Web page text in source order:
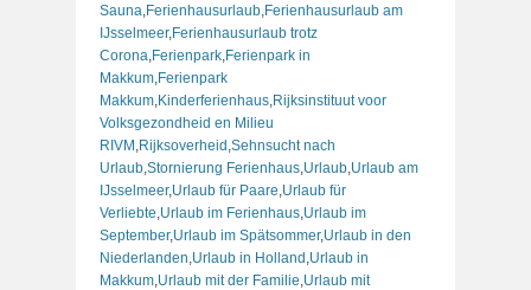
Sauna Ferienhausurlaub Ferienhausurlaub am
IJsselmeer, Ferienhausurlaub trotz
Corona Ferienpark Ferienpark in
Makkum Ferienpark
Makkum Kinderferienhaus Rijksinstituut voor
Volksgezondheid en Milieu
RIVM Rijksoverheid Sehnsucht nach
Urlaub Stornierung Ferienhaus Urlaub Urlaub am
IJsselmeer, Urlaub für Paare Urlaub für
Verliebte Urlaub im Ferienhaus Urlaub im
September, Urlaub im Spätsommer, Urlaub in den
Niederlanden Urlaub in Holland Urlaub in
Makkum Urlaub mit der Familie Urlaub mit